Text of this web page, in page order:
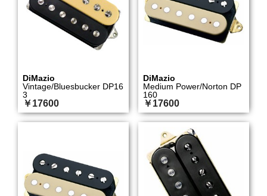
DiMazio
Vintage/Bluesbucker DP16
3
￥17600
DiMazio
Medium Power/Norton DP
160
￥17600